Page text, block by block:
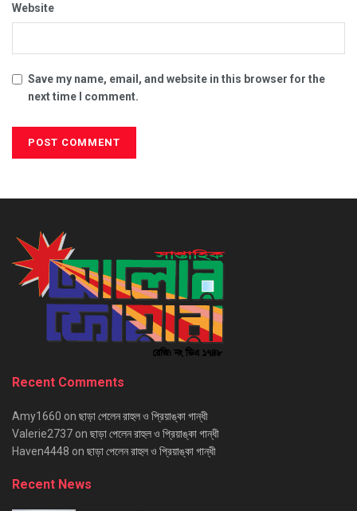
Website
Save my name, email, and website in this browser for the
next time I comment.
Recent Comments
Amy1660 on ছাড়া পেলেন রাহুল ও প্রিয়াঙ্কা গান্ধী
Valerie2737 on ছাড়া পেলেন রাহুল ও প্রিয়াঙ্কা গান্ধী
Haven4448 on ছাড়া পেলেন রাহুল ও প্রিয়াঙ্কা গান্ধী
Recent News